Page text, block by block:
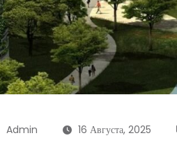
Admin 16 Августа, 2025